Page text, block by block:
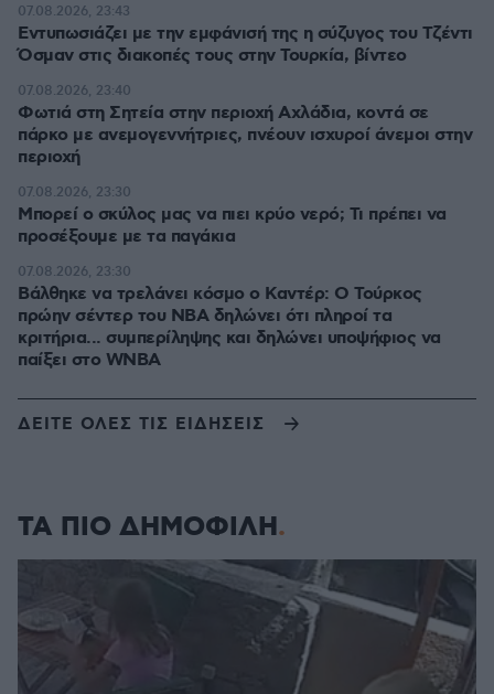
Εντυπωσιάζει με την εμφάνισή της η σύζυγος του Τζέντι
Όσμαν στις διακοπές τους στην Τουρκία, βίντεο
07.08.2026, 23:43
Φωτιά στη Σητεία στην περιοχή Αχλάδια, κοντά σε
πάρκο με ανεμογεννήτριες, πνέουν ισχυροί άνεμοι στην
περιοχή
07.08.2026, 23:40
Μπορεί ο σκύλος μας να πιει κρύο νερό; Τι πρέπει να
προσέξουμε με τα παγάκια
07.08.2026, 23:30
Βάλθηκε να τρελάνει κόσμο ο Καντέρ: Ο Τούρκος
πρώην σέντερ του NBA δηλώνει ότι πληροί τα
κριτήρια... συμπερίληψης και δηλώνει υποψήφιος να
παίξει στο WNBA
07.08.2026, 23:30
ΔΕΙΤΕ ΟΛΕΣ ΤΙΣ ΕΙΔΗΣΕΙΣ
ΤΑ ΠΙΟ ΔΗΜΟΦΙΛΗ